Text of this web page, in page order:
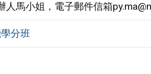
馬小姐，電子郵件信箱
分班